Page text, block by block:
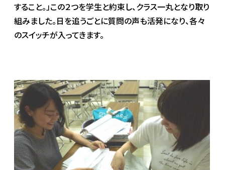
すること。」この２つを学生と約束し、クラス一丸となり取り
組みました。日を追うごとに質問の声も活発になり、各々
のスイッチが入ってきます。